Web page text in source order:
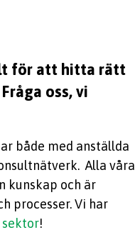
för att hitta rätt
oss, vi
både med anställda
Alla våra
kunskap och är
processer. Vi har
!